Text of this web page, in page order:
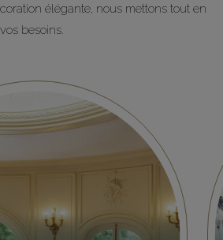
élégante, nous mettons tout en
besoins.
(0)1 44 14 41 00